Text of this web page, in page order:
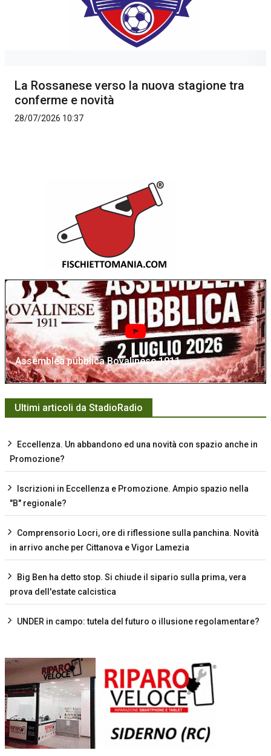
La Rossanese verso la nuova stagione tra
conferme e novità
28/07/2026 10:37
Assemblea pubblica Bovalinese 1911
Ultimi articoli da StadioRadio
Eccellenza. Un abbandono ed una novità con spazio anche in
Promozione?
Iscrizioni in Eccellenza e Promozione. Ampio spazio nella
"B" regionale?
Comprensorio Locri, ore di riflessione sulla panchina. Novità
in arrivo anche per Cittanova e Vigor Lamezia
Big Ben ha detto stop. Si chiude il sipario sulla prima, vera
prova dell'estate calcistica
UNDER in campo: tutela del futuro o illusione regolamentare?